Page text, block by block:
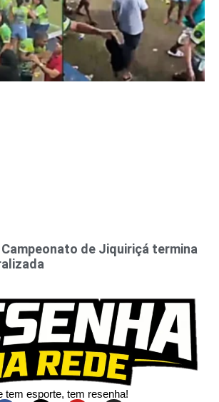
Campeonato de Jiquiriçá termina
tem esporte, tem resenha!​